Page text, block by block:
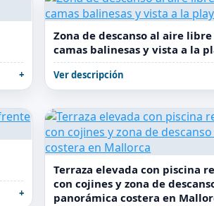
Zona de descanso al aire
camas balinesas y vista a la
Ver descripción
Terraza elevada con piscina
con cojines y zona de
panorámica costera en